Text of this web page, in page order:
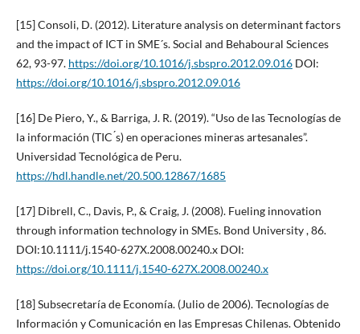
[15] Consoli, D. (2012). Literature analysis on determinant factors
and the impact of ICT in SME´s. Social and Behaboural Sciences
62, 93-97. https://doi.org/10.1016/j.sbspro.2012.09.016DOI:
https://doi.org/10.1016/j.sbspro.2012.09.016
[16] De Piero, Y., & Barriga, J. R. (2019). “Uso de las Tecnologías de
la información (TIC ́s) en operaciones mineras artesanales”.
Universidad Tecnológica de Peru.
https://hdl.handle.net/20.500.12867/1685
[17] Dibrell, C., Davis, P., & Craig, J. (2008). Fueling innovation
through information technology in SMEs. Bond University , 86.
DOI:10.1111/j.1540-627X.2008.00240.x DOI:
https://doi.org/10.1111/j.1540-627X.2008.00240.x
[18] Subsecretaría de Economía. (Julio de 2006). Tecnologías de
Información y Comunicación en las Empresas Chilenas. Obtenido